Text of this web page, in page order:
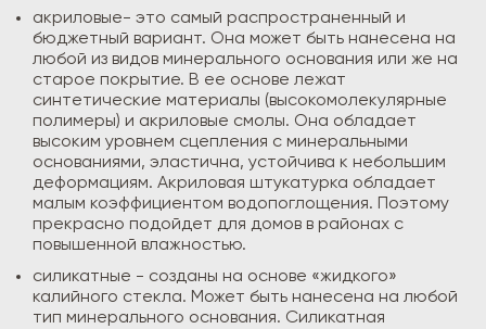
акриловые- это самый распространенный и
бюджетный вариант. Она может быть нанесена на
любой из видов минерального основания или же на
старое покрытие. В ее основе лежат
синтетические материалы (высокомолекулярные
полимеры) и акриловые смолы. Она обладает
высоким уровнем сцепления с минеральными
основаниями, эластична, устойчива к небольшим
деформациям. Акриловая штукатурка обладает
малым коэффициентом водопоглощения. Поэтому
прекрасно подойдет для домов в районах с
повышенной влажностью.
силикатные - созданы на основе «жидкого»
калийного стекла. Может быть нанесена на любой
тип минерального основания. Силикатная